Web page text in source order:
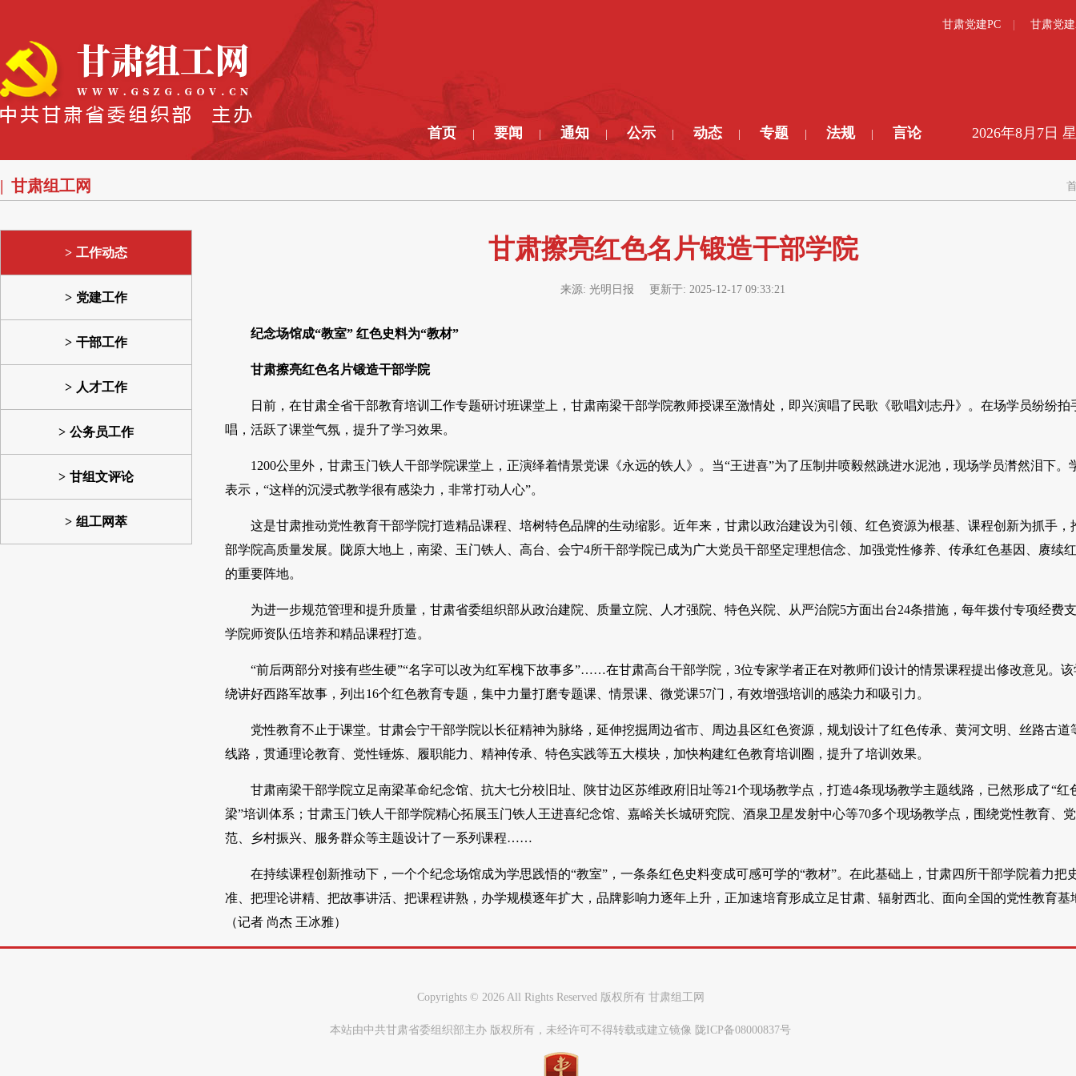
甘肃党建PC 甘肃党
首页 要闻 通知 公示 动态 专题 法规 言论 2026年8月7日
甘肃组工网
工作动态
党建工作
干部工作
人才工作
公务员工作
甘组文评论
组工网萃
甘肃擦亮红色名片锻造干部学院
来源: 光明日报 更新于: 2025-12-17 09:33:21
纪念场馆成“教室” 红色史料为“教材”
甘肃擦亮红色名片锻造干部学院
日前，在甘肃全省干部教育培训工作专题研讨班课堂上，甘肃南梁干部学院教师授课至激情处，即兴演唱了民歌《歌唱刘志丹》。在场学员纷纷拍
唱，活跃了课堂气氛，提升了学习效果。
1200公里外，甘肃玉门铁人干部学院课堂上，正演绎着情景党课《永远的铁人》。当“王进喜”为了压制井喷毅然跳进水泥池，现场学员潸然泪下。
表示，“这样的沉浸式教学很有感染力，非常打动人心”。
这是甘肃推动党性教育干部学院打造精品课程、培树特色品牌的生动缩影。近年来，甘肃以政治建设为引领、红色资源为根基、课程创新为抓手，
部学院高质量发展。陇原大地上，南梁、玉门铁人、高台、会宁4所干部学院已成为广大党员干部坚定理想信念、加强党性修养、传承红色基因、赓续
的重要阵地。
为进一步规范管理和提升质量，甘肃省委组织部从政治建院、质量立院、人才强院、特色兴院、从严治院5方面出台24条措施，每年拨付专项经费
学院师资队伍培养和精品课程打造。
“前后两部分对接有些生硬”“名字可以改为红军槐下故事多”……在甘肃高台干部学院，3位专家学者正在对教师们设计的情景课程提出修改意见。
绕讲好西路军故事，列出16个红色教育专题，集中力量打磨专题课、情景课、微党课57门，有效增强培训的感染力和吸引力。
党性教育不止于课堂。甘肃会宁干部学院以长征精神为脉络，延伸挖掘周边省市、周边县区红色资源，规划设计了红色传承、黄河文明、丝路古道
线路，贯通理论教育、党性锤炼、履职能力、精神传承、特色实践等五大模块，加快构建红色教育培训圈，提升了培训效果。
甘肃南梁干部学院立足南梁革命纪念馆、抗大七分校旧址、陕甘边区苏维政府旧址等21个现场教学点，打造4条现场教学主题线路，已然形成了“红
梁”培训体系；甘肃玉门铁人干部学院精心拓展玉门铁人王进喜纪念馆、嘉峪关长城研究院、酒泉卫星发射中心等70多个现场教学点，围绕党性教育、
范、乡村振兴、服务群众等主题设计了一系列课程……
在持续课程创新推动下，一个个纪念场馆成为学思践悟的“教室”，一条条红色史料变成可感可学的“教材”。在此基础上，甘肃四所干部学院着力把
准、把理论讲精、把故事讲活、把课程讲熟，办学规模逐年扩大，品牌影响力逐年上升，正加速培育形成立足甘肃、辐射西北、面向全国的党性教育基
（记者 尚杰 王冰雅）
Copyrights © 2026 All Rights Reserved 版权所有 甘肃组工网
本站由中共甘肃省委组织部主办 版权所有，未经许可不得转载或建立镜像 陇ICP备08000837号